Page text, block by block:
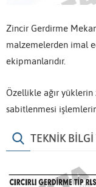
Zincir Gerdirme
malzemelerden imal
ekipmanlarıdır.
Özellikle ağır
sabitlenmesi
TEKNİK BİLGİ